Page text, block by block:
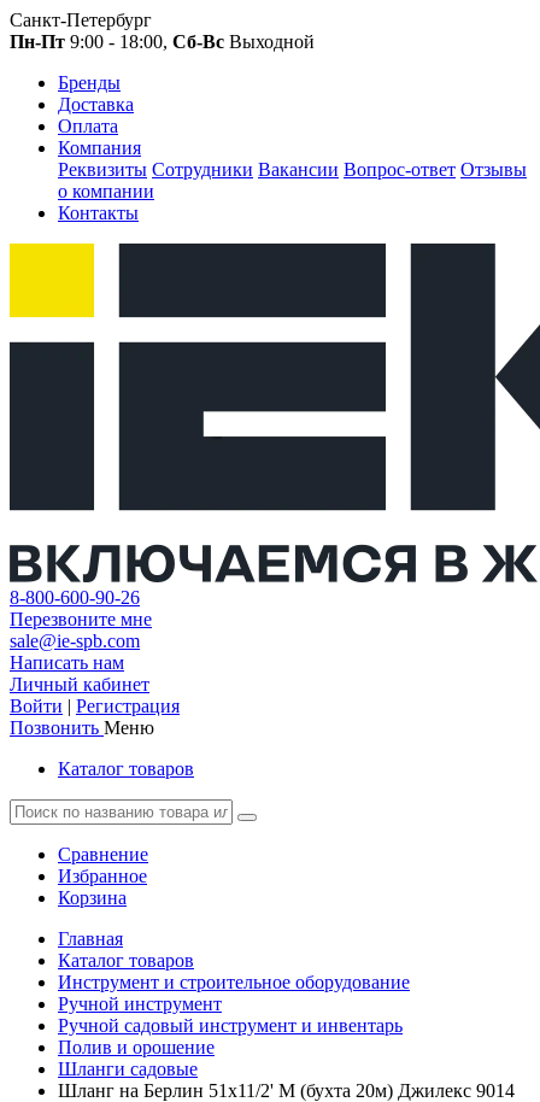
Санкт-Петербург
Пн-Пт 9:00 - 18:00, Сб-Вс Выходной
Бренды
Доставка
Оплата
Компания
Реквизиты Сотрудники Вакансии Вопрос-ответ Отзывы
о компании
Контакты
8-800-600-90-26
Перезвоните мне
sale@ie-spb.com
Написать нам
Личный кабинет
Войти | Регистрация
Позвонить Меню
Каталог товаров
Сравнение
Избранное
Корзина
Главная
Каталог товаров
Инструмент и строительное оборудование
Ручной инструмент
Ручной садовый инструмент и инвентарь
Полив и орошение
Шланги садовые
Шланг на Берлин 51х11/2' М (бухта 20м) Джилекс 9014